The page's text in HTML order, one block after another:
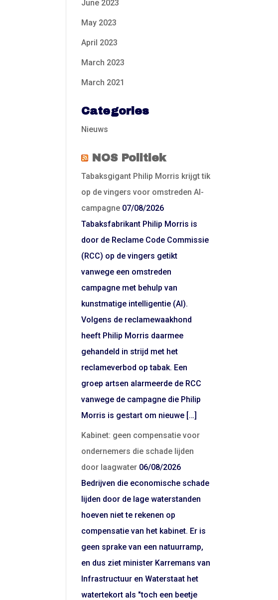
June 2023
May 2023
April 2023
March 2023
March 2021
Categories
Nieuws
NOS Politiek
Tabaksgigant Philip Morris krijgt tik
op de vingers voor omstreden AI-
campagne 07/08/2026
Tabaksfabrikant Philip Morris is
door de Reclame Code Commissie
(RCC) op de vingers getikt
vanwege een omstreden
campagne met behulp van
kunstmatige intelligentie (AI).
Volgens de reclamewaakhond
heeft Philip Morris daarmee
gehandeld in strijd met het
reclameverbod op tabak. Een
groep artsen alarmeerde de RCC
vanwege de campagne die Philip
Morris is gestart om nieuwe […]
Kabinet: geen compensatie voor
ondernemers die schade lijden
door laagwater 06/08/2026
Bedrijven die economische schade
lijden door de lage waterstanden
hoeven niet te rekenen op
compensatie van het kabinet. Er is
geen sprake van een natuurramp,
en dus ziet minister Karremans van
Infrastructuur en Waterstaat het
watertekort als "toch een beetje